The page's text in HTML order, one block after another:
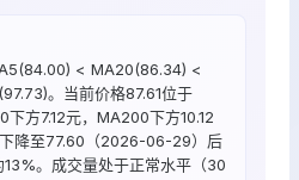
< MA20(86.34) <
。当前价格87.61位于
方7.12元，MA200下方10.12
降至77.60（2026-06-29）后
13%。成交量处于正常水平（30